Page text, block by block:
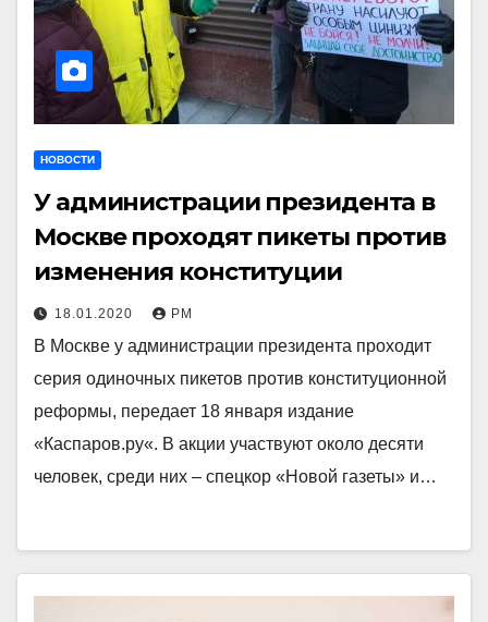
НОВОСТИ
У администрации президента в
Москве проходят пикеты против
изменения конституции
18.01.2020 РМ
В Москве у администрации президента проходит
серия одиночных пикетов против конституционной
реформы, передает 18 января издание
«Каспаров.ру«. В акции участвуют около десяти
человек, среди них – спецкор «Новой газеты» и…